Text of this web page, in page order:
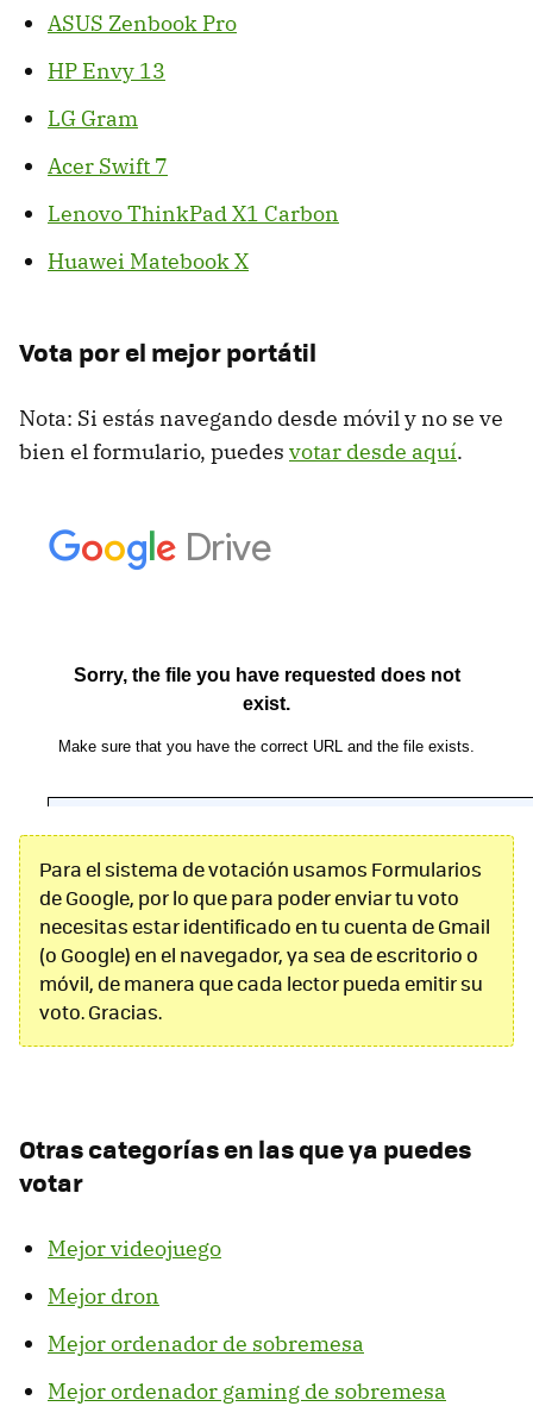
ASUS Zenbook Pro
HP Envy 13
LG Gram
Acer Swift 7
Lenovo ThinkPad X1 Carbon
Huawei Matebook X
Vota por el mejor portátil
Nota: Si estás navegando desde móvil y no se ve
bien el formulario, puedes votar desde aquí.
Para el sistema de votación usamos Formularios
de Google, por lo que para poder enviar tu voto
necesitas estar identificado en tu cuenta de Gmail
(o Google) en el navegador, ya sea de escritorio o
móvil, de manera que cada lector pueda emitir su
voto. Gracias.
Otras categorías en las que ya puedes
votar
Mejor videojuego
Mejor dron
Mejor ordenador de sobremesa
Mejor ordenador gaming de sobremesa